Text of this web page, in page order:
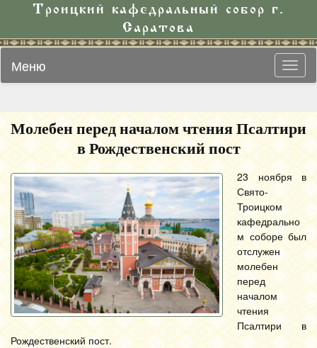
Троицкий кафедральный собор г.
Саратова
Меню
Молебен перед началом чтения Псалтири
в Рождественский пост
23 ноября в
Свято-
Троицком
кафедрально
м соборе был
отслужен
молебен
перед
началом
чтения
Псалтири в
Рождественский пост.